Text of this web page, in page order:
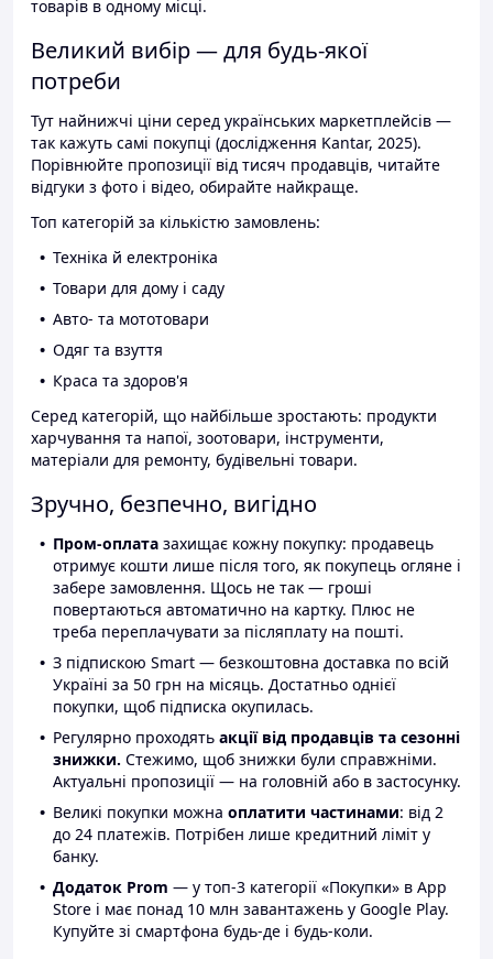
товарів в одному місці.
Великий вибір — для будь-якої
потреби
Тут найнижчі ціни серед українських маркетплейсів —
так кажуть самі покупці (дослідження Kantar, 2025).
Порівнюйте пропозиції від тисяч продавців, читайте
відгуки з фото і відео, обирайте найкраще.
Топ категорій за кількістю замовлень:
Техніка й електроніка
Товари для дому і саду
Авто- та мототовари
Одяг та взуття
Краса та здоров'я
Серед категорій, що найбільше зростають: продукти
харчування та напої, зоотовари, інструменти,
матеріали для ремонту, будівельні товари.
Зручно, безпечно, вигідно
Пром-оплата захищає кожну покупку: продавець
отримує кошти лише після того, як покупець огляне і
забере замовлення. Щось не так — гроші
повертаються автоматично на картку. Плюс не
треба переплачувати за післяплату на пошті.
З підпискою Smart — безкоштовна доставка по всій
Україні за 50 грн на місяць. Достатньо однієї
покупки, щоб підписка окупилась.
Регулярно проходять акції від продавців та сезонні
знижки. Стежимо, щоб знижки були справжніми.
Актуальні пропозиції — на головній або в застосунку.
Великі покупки можна оплатити частинами: від 2
до 24 платежів. Потрібен лише кредитний ліміт у
банку.
Додаток Prom — у топ-3 категорії «Покупки» в App
Store і має понад 10 млн завантажень у Google Play.
Купуйте зі смартфона будь-де і будь-коли.